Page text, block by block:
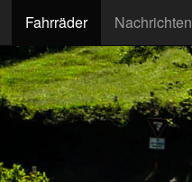
Fahrräder Nachrichten